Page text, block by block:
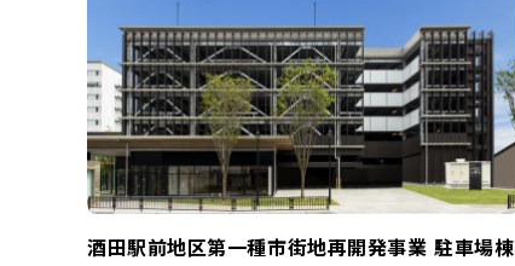
酒田駅前地区第一種市街地再開発事業 駐車場棟